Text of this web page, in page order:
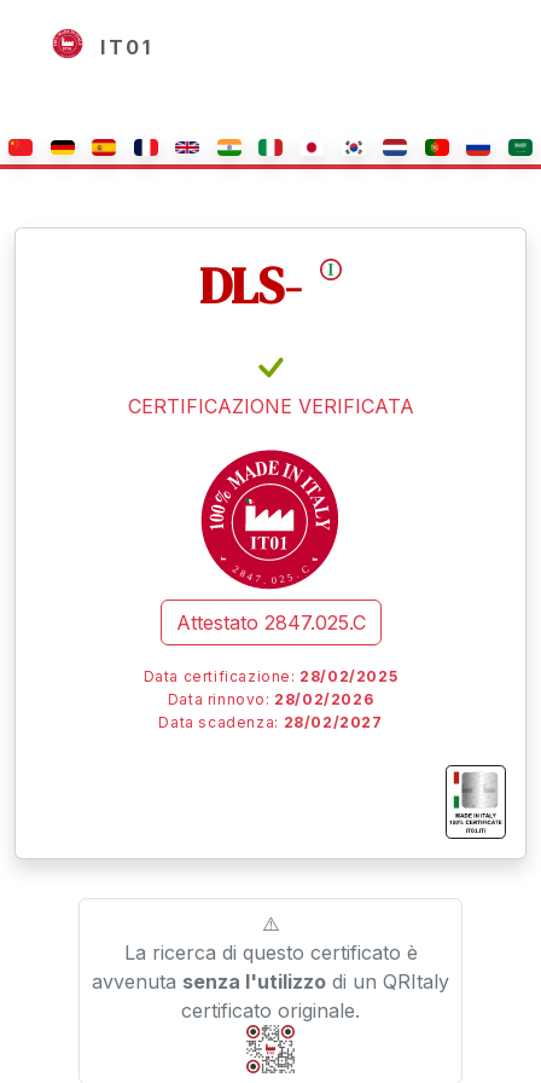
IT01
DLS-
CERTIFICAZIONE VERIFICATA
284 7 . 0 2 5 . C
Attestato 2847.025.C
Data certificazione: 28/02/2025
Data rinnovo: 28/02/2026
Data scadenza: 28/02/2027
IT01.IT/
⚠️
La ricerca di questo certificato è
avvenuta senza l'utilizzo di un QRItaly
certificato originale.